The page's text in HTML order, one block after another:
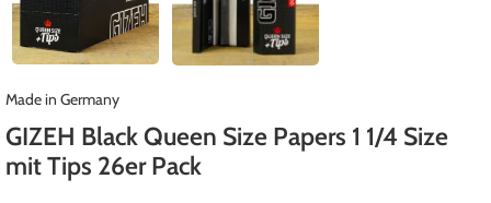
Made in Germany
GIZEH Black Queen Size Papers 1 1/4 Size
mit Tips 26er Pack